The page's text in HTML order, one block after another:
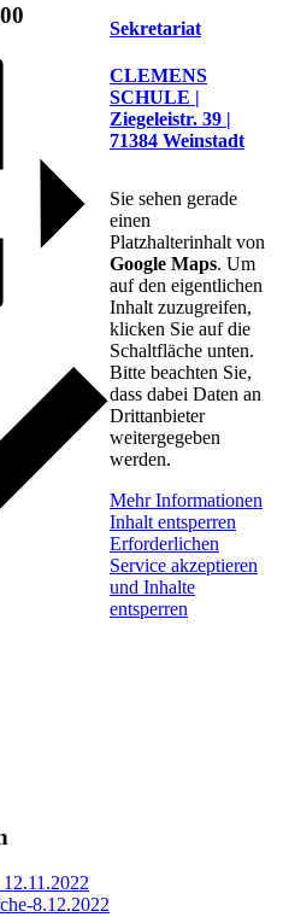
8.12.2022
Sekretariat
CLEMENS
SCHULE |
Ziegeleistr. 39 |
71384 Weinstadt
Sie sehen gerade
einen
Platzhalterinhalt von
Google Maps. Um
auf den eigentlichen
Inhalt zuzugreifen,
klicken Sie auf die
Schaltfläche unten.
Bitte beachten Sie,
dass dabei Daten an
Drittanbieter
weitergegeben
werden.
Mehr Informationen
Inhalt entsperren
Erforderlichen
Service akzeptieren
und Inhalte
entsperren